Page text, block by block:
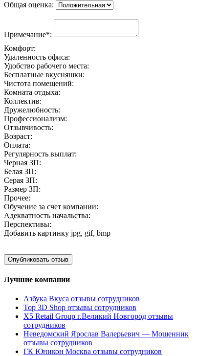
Общая оценка:
Примечание*:
Комфорт:
Удаленность офиса:
Удобство рабочего места:
Бесплатные вкусняшки:
Чистота помещений:
Комната отдыха:
Коллектив:
Дружелюбность:
Профессионализм:
Отзывчивость:
Возраст:
Оплата:
Регулярность выплат:
Черная ЗП:
Белая ЗП:
Серая ЗП:
Размер ЗП:
Прочее:
Обучение за счет компании:
Адекватность начальства:
Перспективы:
Добавить картинку jpg, gif, bmp
Лучшие компании
Азбука Вкуса отзывы сотрудников
Top 3D Shop отзывы сотрудников
X5 Retail Group г.Великий Новгород отзывы
сотрудников
Неведомский Ярослав Валерьевич — Мошенник
отзывы сотрудников
ГК Юникон Москва отзывы сотрудников